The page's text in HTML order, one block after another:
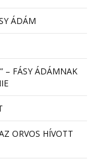
ÁDÁM
– FÁSY ÁDÁMNAK
ORVOS HÍVOTT